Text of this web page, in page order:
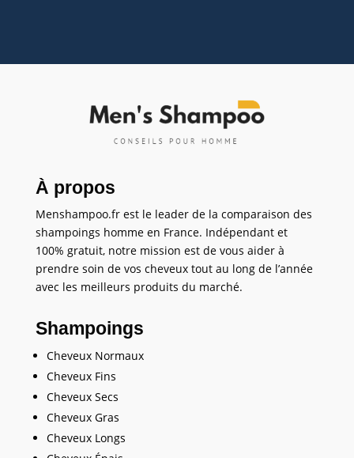
À propos
Menshampoo.fr est le leader de la comparaison des
shampoings homme en France. Indépendant et
100% gratuit, notre mission est de vous aider à
prendre soin de vos cheveux tout au long de l’année
avec les meilleurs produits du marché.
Shampoings
Cheveux Normaux
Cheveux Fins
Cheveux Secs
Cheveux Gras
Cheveux Longs